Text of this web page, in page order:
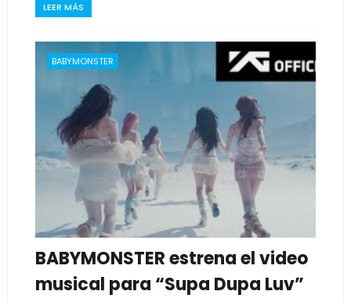
LEER MÁS
BABYMONSTER
BABYMONSTER estrena el video
musical para “Supa Dupa Luv”